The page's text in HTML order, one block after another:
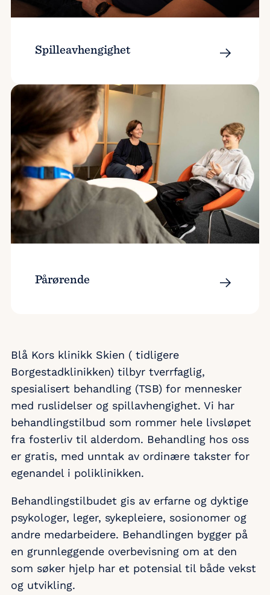
Spilleavhengighet
Pårørende
Blå Kors klinikk Skien ( tidligere
Borgestadklinikken) tilbyr tverrfaglig,
spesialisert behandling (TSB) for mennesker
med ruslidelser og spillavhengighet. Vi har
behandlingstilbud som rommer hele livsløpet
fra fosterliv til alderdom. Behandling hos oss
er gratis, med unntak av ordinære takster for
egenandel i poliklinikken.
Behandlingstilbudet gis av erfarne og dyktige
psykologer, leger, sykepleiere, sosionomer og
andre medarbeidere. Behandlingen bygger på
en grunnleggende overbevisning om at den
som søker hjelp har et potensial til både vekst
og utvikling.